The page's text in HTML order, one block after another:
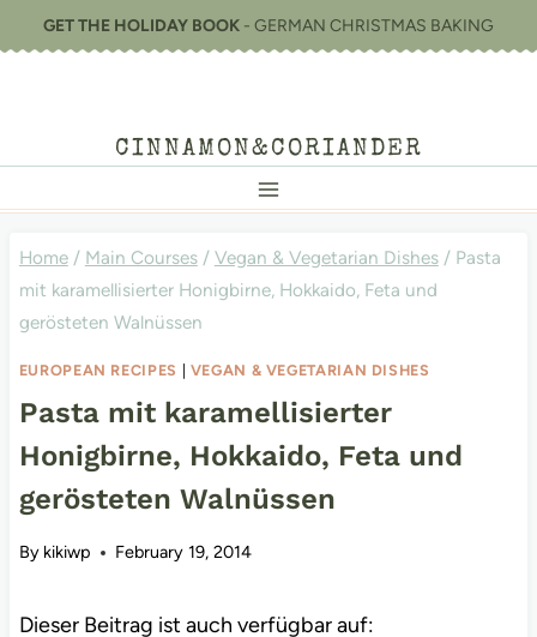
to
GET THE HOLIDAY BOOK - GERMAN CHRISTMAS BAKING
CINNAMON&CORIANDER
Home / Main Courses / Vegan & Vegetarian Dishes / Pasta
mit karamellisierter Honigbirne, Hokkaido, Feta und
gerösteten Walnüssen
EUROPEAN RECIPES | VEGAN & VEGETARIAN DISHES
Pasta mit karamellisierter
Honigbirne, Hokkaido, Feta und
gerösteten Walnüssen
By kikiwp February 19, 2014
Dieser Beitrag ist auch verfügbar auf: